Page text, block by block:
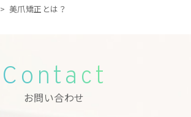
> 美爪矯正とは？
Contact
お問い合わせ